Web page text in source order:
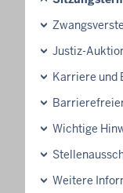
Justiz-
Karriere und
Wichtige
Weitere